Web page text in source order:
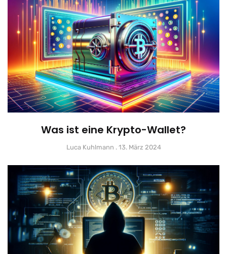
Was ist eine Krypto-Wallet?
Luca Kuhlmann 13. März 2024